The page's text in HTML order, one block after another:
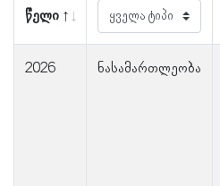
წელი
2026 ნასამართლეობა